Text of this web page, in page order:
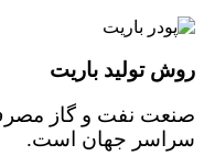
روش تولید باریت
صنعت نفت و گاز
سراسر جهان است.